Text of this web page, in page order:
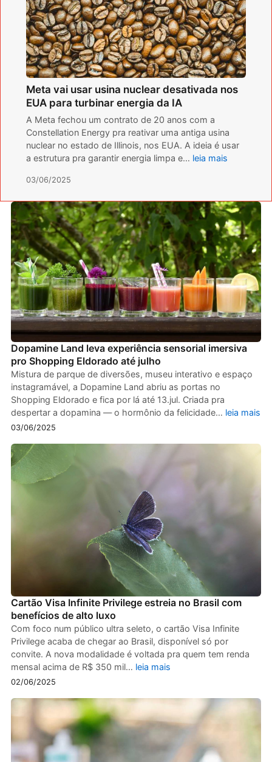
Meta vai usar usina nuclear desativada nos
EUA para turbinar energia da IA
A Meta fechou um contrato de 20 anos com a
Constellation Energy pra reativar uma antiga usina
nuclear no estado de Illinois, nos EUA. A ideia é usar
a estrutura pra garantir energia limpa e… leia mais
03/06/2025
Dopamine Land leva experiência sensorial imersiva
pro Shopping Eldorado até julho
Mistura de parque de diversões, museu interativo e espaço
instagramável, a Dopamine Land abriu as portas no
Shopping Eldorado e fica por lá até 13.jul. Criada pra
despertar a dopamina — o hormônio da felicidade… leia mais
03/06/2025
Cartão Visa Infinite Privilege estreia no Brasil com
benefícios de alto luxo
Com foco num público ultra seleto, o cartão Visa Infinite
Privilege acaba de chegar ao Brasil, disponível só por
convite. A nova modalidade é voltada pra quem tem renda
mensal acima de R$ 350 mil… leia mais
02/06/2025